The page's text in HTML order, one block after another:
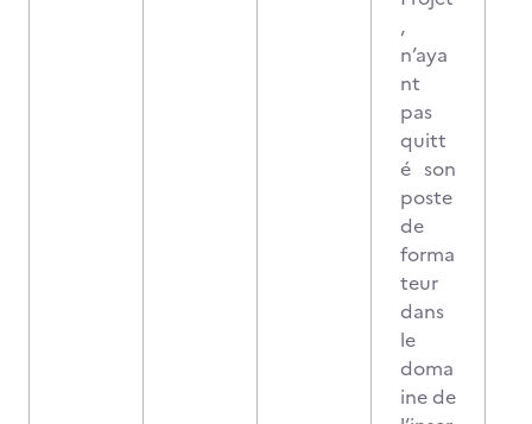
,
n’aya
nt
pas
quitt
é son
poste
de
forma
teur
dans
le
doma
ine de